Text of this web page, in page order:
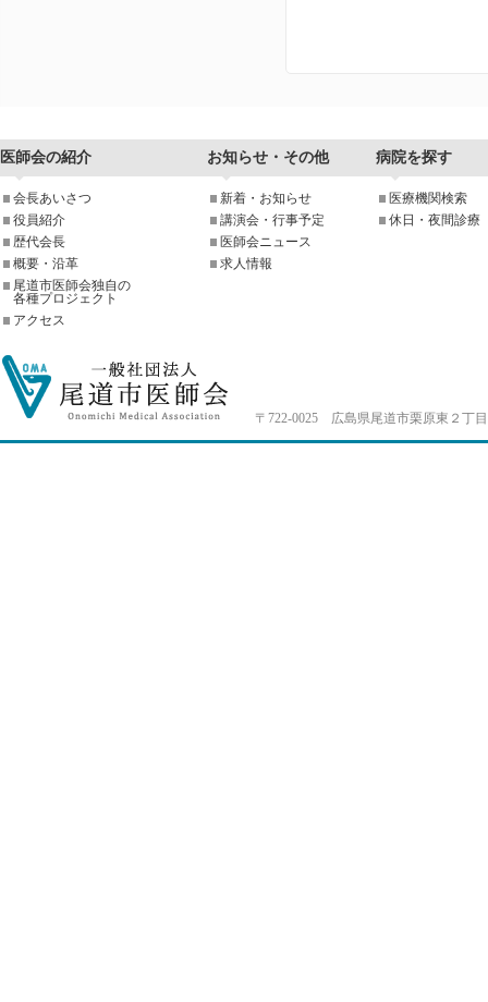
医師会の紹介 お知らせ・その他 病院を探す
会長あいさつ
役員紹介
歴代会長
概要・沿革
尾道市医師会独自の
各種プロジェクト
アクセス
新着・お知らせ
講演会・行事予定
医師会ニュース
求人情報
医療機関検索
休日・夜間診療
〒722-0025 広島県尾道市栗原東２丁